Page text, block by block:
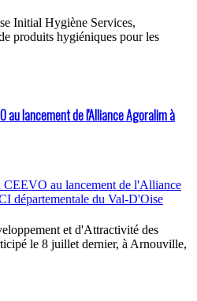
Initial Hygiène Services,
produits hygiéniques pour les
au lancement de l'Alliance Agoralim à
et d'Attractivité des
le 8 juillet dernier, à Arnouville,